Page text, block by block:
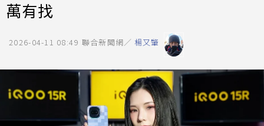
萬有找
2026-04-11 08:49 聯合新聞網／ 楊又肇